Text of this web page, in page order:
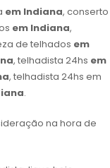
em Indiana, conserto
em Indiana,
de telhados em
, telhadista 24hs em
, telhadista 24hs em
.
na hora de